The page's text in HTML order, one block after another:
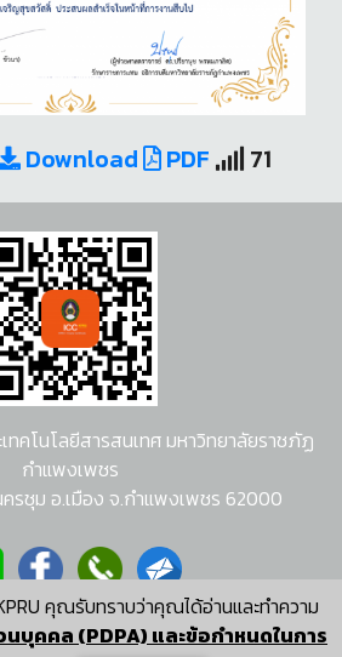
Download PDF 71
คุณรับทราบว่าคุณได้อ่านและทำความ
บุคคล (PDPA) และข้อกำหนดในการ
ทคโนโลยีสารสนเทศ มหาวิทยาลัยราชภัฏ
กำแพงเพชร
ครชุม อ.เมือง จ.กำแพงเพชร 62000
ระบบ อนุชา พวงผกา